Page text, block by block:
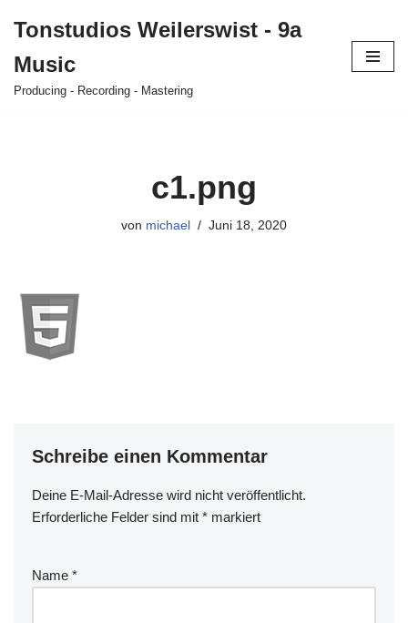
Inhalt
springen
Tonstudios Weilerswist - 9a
Music
Producing - Recording - Mastering
c1.png
von michael Juni 18, 2020
Schreibe einen Kommentar
Deine E-Mail-Adresse wird nicht veröffentlicht.
Erforderliche Felder sind mit * markiert
Name *